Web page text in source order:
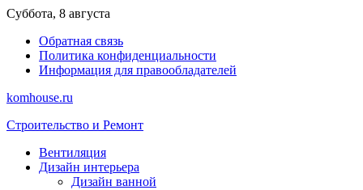
Перейти
содержимому
Суббота, 8 августа
Обратная связь
Политика конфиденциальности
Информация для правообладателей
komhouse.ru
Строительство и Ремонт
Вентиляция
Дизайн интерьера
Дизайн ванной